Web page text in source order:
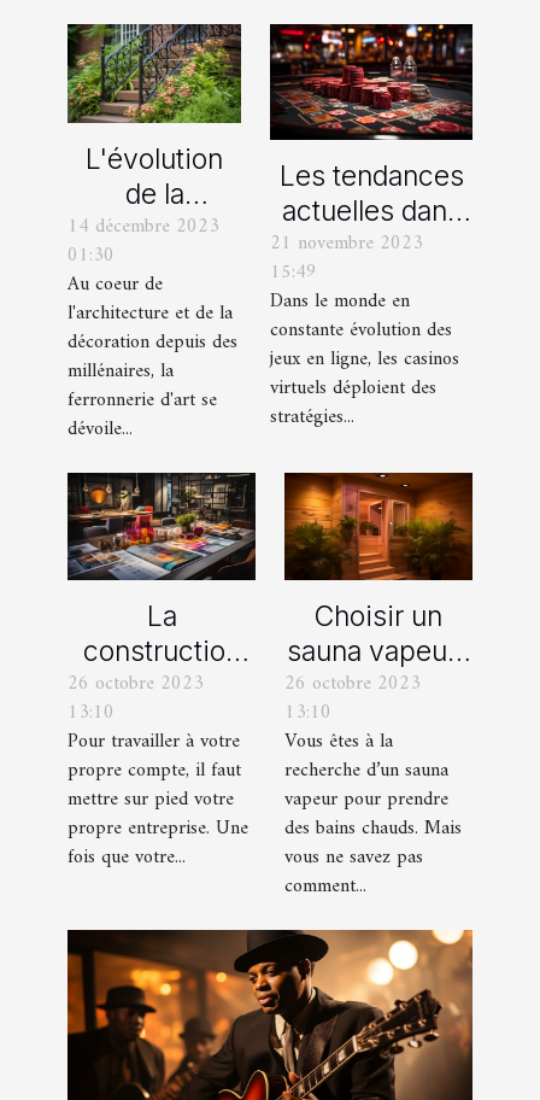
L'évolution
de la
ferronnerie
d'art à travers
les siècles
14 décembre 2023
01:30
Au coeur de
l'architecture et de la
décoration depuis des
millénaires, la
ferronnerie d'art se
dévoile...
Les tendances
actuelles dans
les offres
promotionnelles
des casinos en
ligne
21 novembre 2023
15:49
Dans le monde en
constante évolution des
jeux en ligne, les casinos
virtuels déploient des
stratégies...
La
construction
d’une identité
d’entreprise :
que faut-il en
savoir ?
26 octobre 2023
13:10
Pour travailler à votre
propre compte, il faut
mettre sur pied votre
propre entreprise. Une
fois que votre...
Choisir un
sauna vapeur :
comment s’y
prendre ?
26 octobre 2023
13:10
Vous êtes à la
recherche d’un sauna
vapeur pour prendre
des bains chauds. Mais
vous ne savez pas
comment...